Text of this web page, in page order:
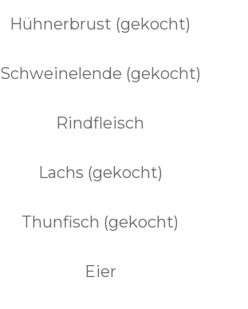
Hühnerbrust (gekocht)
Schweinelende (gekocht)
Rindfleisch
Lachs (gekocht)
Thunfisch (gekocht)
Eier